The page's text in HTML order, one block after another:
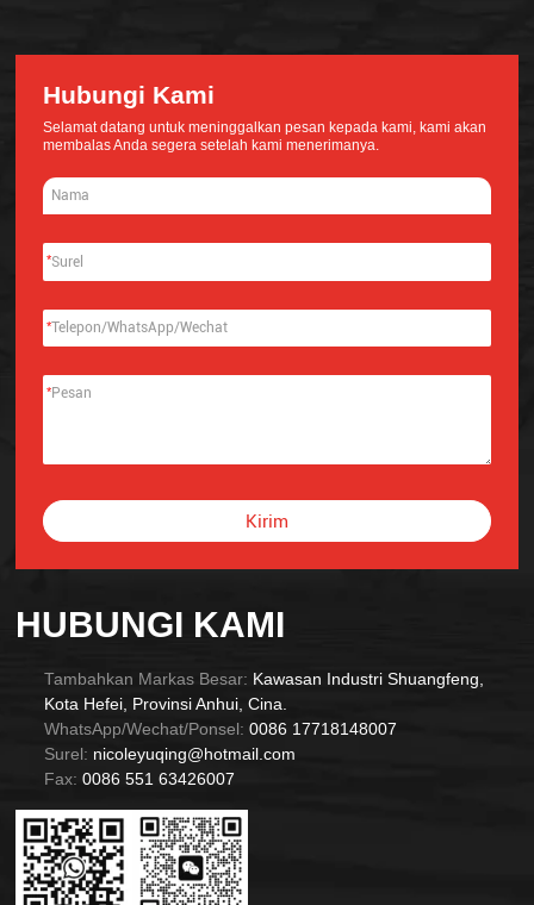
HUBUNGI KAMI
Tambahkan Markas Besar: Kawasan Industri Shuangfeng,
Kota Hefei, Provinsi Anhui, Cina.
WhatsApp/Wechat/Ponsel: 0086 17718148007
Surel: nicoleyuqing@hotmail.com
Fax: 0086 551 63426007
Hubungi Kami
Selamat datang untuk meninggalkan pesan kepada kami, kami akan
membalas Anda segera setelah kami menerimanya.
*
*
*
Kirim